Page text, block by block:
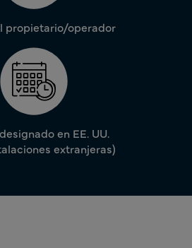
propietario/operador
en EE. UU.
extranjeras)